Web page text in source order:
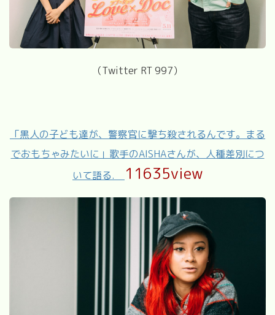
（Twitter RT 997）
「黒人の子ども達が、警察官に撃ち殺されるんです。まる
でおもちゃみたいに」歌手のAISHAさんが、人種差別につ
いて語る.
11635view